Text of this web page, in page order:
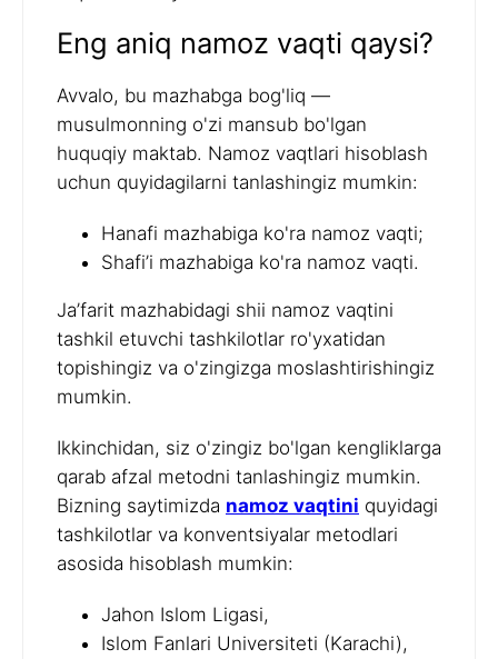
Eng aniq namoz vaqti qaysi?
Avvalo, bu mazhabga bog'liq —
musulmonning o'zi mansub bo'lgan
huquqiy maktab. Namoz vaqtlari hisoblash
uchun quyidagilarni tanlashingiz mumkin:
Hanafi mazhabiga ko'ra namoz vaqti;
Shafi’i mazhabiga ko'ra namoz vaqti.
Ja’farit mazhabidagi shii namoz vaqtini
tashkil etuvchi tashkilotlar ro'yxatidan
topishingiz va o'zingizga moslashtirishingiz
mumkin.
Ikkinchidan, siz o'zingiz bo'lgan kengliklarga
qarab afzal metodni tanlashingiz mumkin.
Bizning saytimizda namoz vaqtini quyidagi
tashkilotlar va konventsiyalar metodlari
asosida hisoblash mumkin:
Jahon Islom Ligasi,
Islom Fanlari Universiteti (Karachi),